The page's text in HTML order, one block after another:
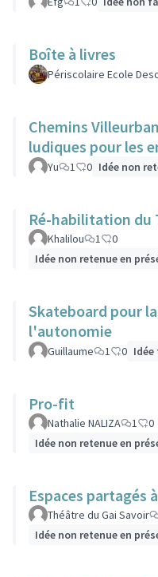
Boîte à livres
Périscolaire Ecole
Chemins
ludiques pour les
Yu 1 0 Idée non
Ré-habilitation du
Khalilou 1
0
Idée non retenue en
Skateboard pour
l'autonomie
Guillaume 1 0
Pro-fit
Nathalie NALIZA 1
0
Idée non retenue en
Espaces partagés
Théâtre du Gai Savoir
Idée non retenue en